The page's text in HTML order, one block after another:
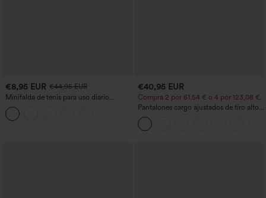
€8,95 EUR €44,95 EUR
Minifalda de tenis para uso diario
SoftlyZero™ Airy Crossover 2 en 1 con
bolsillo lateral InstantCool - Lucid
€40,95 EUR
Compra 2 por 61,54 € o 4 por 123,08 €.
Pantalones cargo ajustados de tiro alto
con múltiples bolsillos y cremallera con
botones